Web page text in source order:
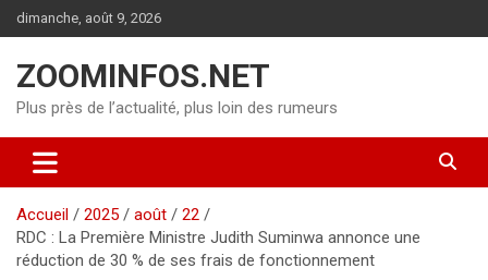
Aller
au
dimanche, août 9, 2026
ZOOMINFOS.NET
Plus près de l’actualité, plus loin des rumeurs
Accueil 2025 août
22
RDC : La Première Ministre Judith Suminwa annonce une
réduction de 30 % de ses frais de fonctionnement